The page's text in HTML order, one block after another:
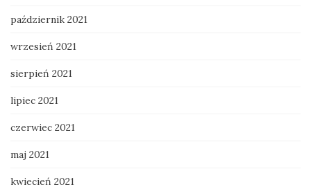
październik 2021
wrzesień 2021
sierpień 2021
lipiec 2021
czerwiec 2021
maj 2021
kwiecień 2021